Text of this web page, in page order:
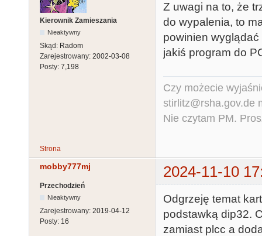
Kierownik Zamieszania
Nieaktywny
Skąd: Radom
Zarejestrowany: 2002-03-08
Posty: 7,198
Z uwagi na to, że
do wypalenia, to
powinien
jakiś program do
Czy możecie
stirlitz@rsha.gov.de
Nie czytam PM.
Strona
mobby777mj 2024-11-10
Przechodzień
Nieaktywny
Zarejestrowany: 2019-04-12
Posty: 16
Odgrzeję temat
podstawką dip32.
zamiast plcc a